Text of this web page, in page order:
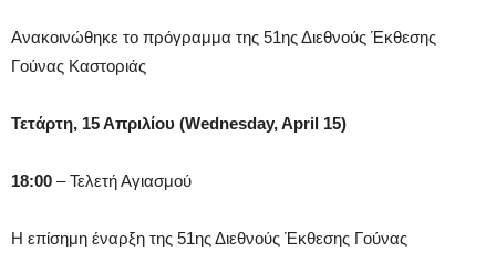
Ανακοινώθηκε το πρόγραμμα της 51ης Διεθνούς Έκθεσης
Γούνας Καστοριάς
Τετάρτη, 15 Απριλίου (Wednesday, April 15)
18:00 – Τελετή Αγιασμού
Η επίσημη έναρξη της 51ης Διεθνούς Έκθεσης Γούνας